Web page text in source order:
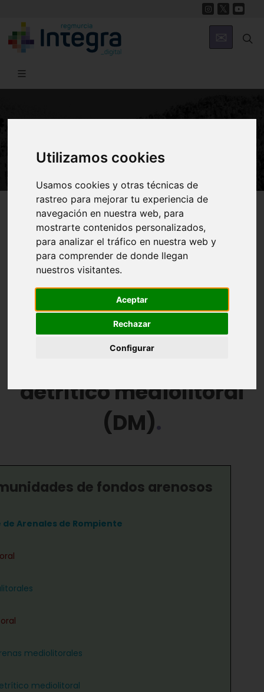
Utilizamos cookies
Usamos cookies y otras técnicas de
rastreo para mejorar tu experiencia de
navegación en nuestra web, para
mostrarte contenidos personalizados,
para analizar el tráfico en nuestra web y
para comprender de donde llegan
nuestros visitantes.
Aceptar
Rechazar
Configurar
Vida en los fondos
Región de Murcia Digital Naturaleza Ecosistema Marino
Introducción Bentos
Comunidades Bentónicas Zonación
13. Comunidad de
detrítico mediolitoral
(DM)
de fondos arenosos
de Arenales de Rompiente
mediolitorales
mediolitoral